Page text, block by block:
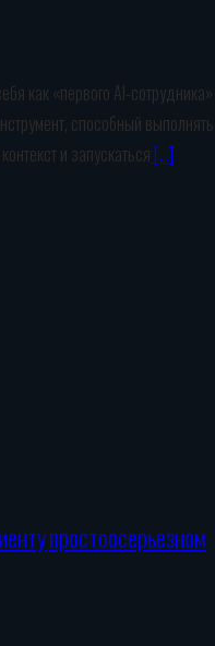
как «первого AI-сотрудника»
способный выполнять
и запускаться[…]
простоосерьезном